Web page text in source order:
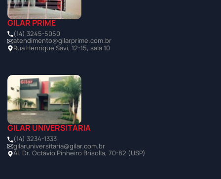
GILAR PRIME
(14) 3245-5050
atendimento@gilarprime.com.br
Rua Henrique Savi, 12-15, sala 10
GILAR UNIVERSITÁRIA
(14) 3234-1333
gilaruniversitaria@gilar.com.br
Al. Dr. Octávio Pinheiro Brisolla, 70-82 (USP)